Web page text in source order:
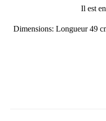
Il est
Dimensions: Longueur 49